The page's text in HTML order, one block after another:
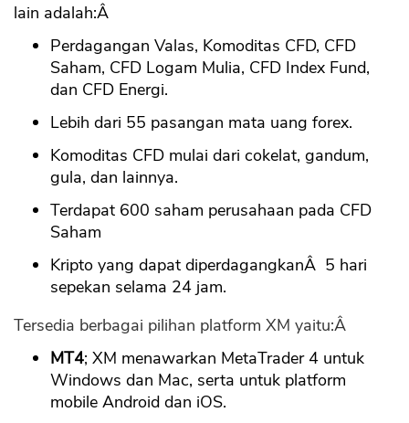
lain adalah:Â
Perdagangan Valas, Komoditas CFD, CFD
Saham, CFD Logam Mulia, CFD Index Fund,
dan CFD Energi.
Lebih dari 55 pasangan mata uang forex.
Komoditas CFD mulai dari cokelat, gandum,
gula, dan lainnya.
Terdapat 600 saham perusahaan pada CFD
Saham
Kripto yang dapat diperdagangkanÂ 5 hari
sepekan selama 24 jam.
Tersedia berbagai pilihan platform XM yaitu:Â
MT4; XM menawarkan MetaTrader 4 untuk
Windows dan Mac, serta untuk platform
mobile Android dan iOS.